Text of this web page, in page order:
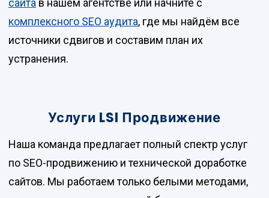
сайта в нашем агентстве или начните с
комплексного SEO аудита, где мы найдём все
источники сдвигов и составим план их
устранения.
Услуги LSI Продвижение
Наша команда предлагает полный спектр услуг
по SEO-продвижению и технической доработке
сайтов. Мы работаем только белыми методами,